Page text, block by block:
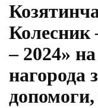
Колесник
– 2024»
нагорода
допомоги,